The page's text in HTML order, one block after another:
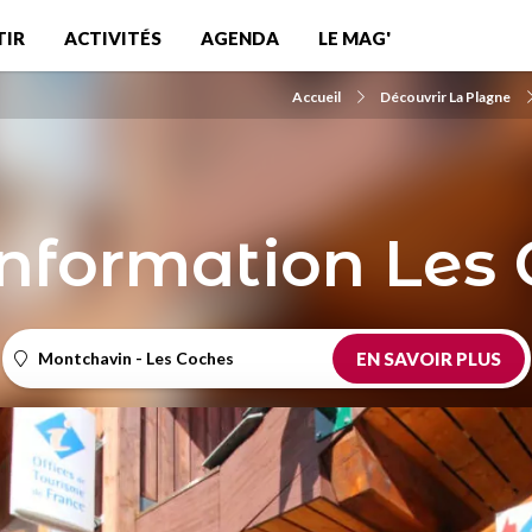
ACTIVITÉS AGENDA LE MAG'
Accueil Découvrir La Plagne
Les
Montchavin - Les Coches EN SAVOIR PLUS